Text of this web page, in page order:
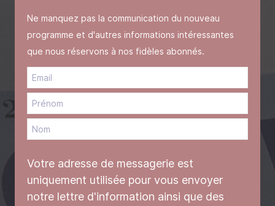
Ne manquez pas la communication du nouveau
programme et d'autres informations intéressantes
que nous réservons à nos fidèles abonnés.
Votre adresse de messagerie est
uniquement utilisée pour vous envoyer
notre lettre d'information ainsi que des